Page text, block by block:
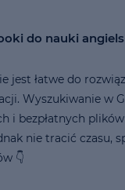
do nauki
jest łatwe do
Wyszukiwanie w
i bezpłatnych
nie tracić czasu,
👇